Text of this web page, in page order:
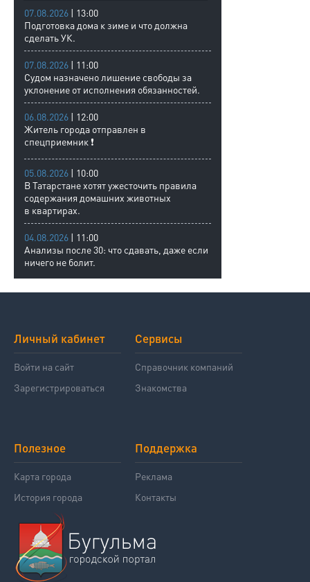
07.08.2026 | 13:00
Подготовка дома к зиме и что должна
сделать УК.
07.08.2026 | 11:00
Судом назначено лишение свободы за
уклонение от исполнения обязанностей.
06.08.2026 | 12:00
Житель города отправлен в
спецприемник ❗
05.08.2026 | 10:00
В Татарстане хотят ужесточить правила
содержания домашних животных
в квартирах.
04.08.2026 | 11:00
Анализы после 30: что сдавать, даже если
ничего не болит.
Личный кабинет
Войти на сайт
Зарегистрироваться
Сервисы
Справочник компаний
Знакомства
Полезное
Карта города
История города
Поддержка
Реклама
Контакты